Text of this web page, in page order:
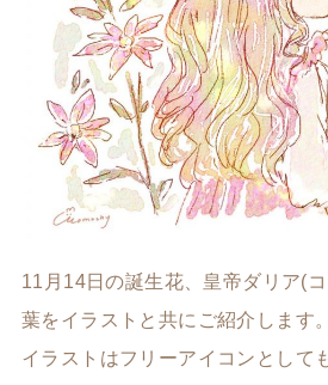
11月14日の誕生花、皇帝ダリア(
葉をイラストと共にご紹介します。
イラストはフリーアイコンとして